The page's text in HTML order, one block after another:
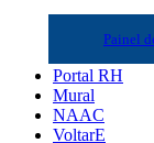
Painel
Portal RH
Mural
NAAC
VoltarE